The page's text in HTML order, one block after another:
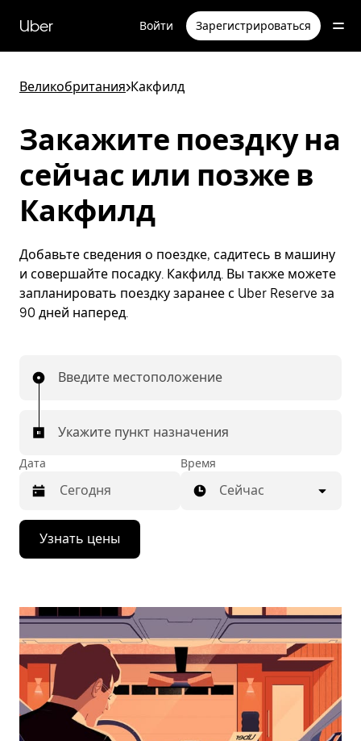
перейти
к
содержимому
Uber Войти Зарегистрироваться
Великобритания>Какфилд
Закажите поездку на
сейчас или позже в
Какфилд
Добавьте сведения о поездке, садитесь в машину
и совершайте посадку. Какфилд. Вы также можете
запланировать поездку заранее с Uber Reserve за
90 дней наперед.
Введите местоположение
Укажите пункт назначения
Дата
Нажмите
стрелку
вниз,
календарю
выбрать
дату.
Чтобы
закрыть
календарь,
нажмите
Esc.
Время
Сейчас
Узнать цены